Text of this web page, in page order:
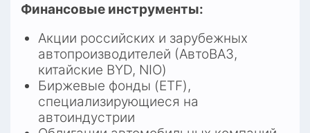
Финансовые инструменты:
Акции российских и зарубежных
автопроизводителей (АвтоВАЗ,
китайские BYD, NIO)​
Биржевые фонды (ETF),
специализирующиеся на
автоиндустрии